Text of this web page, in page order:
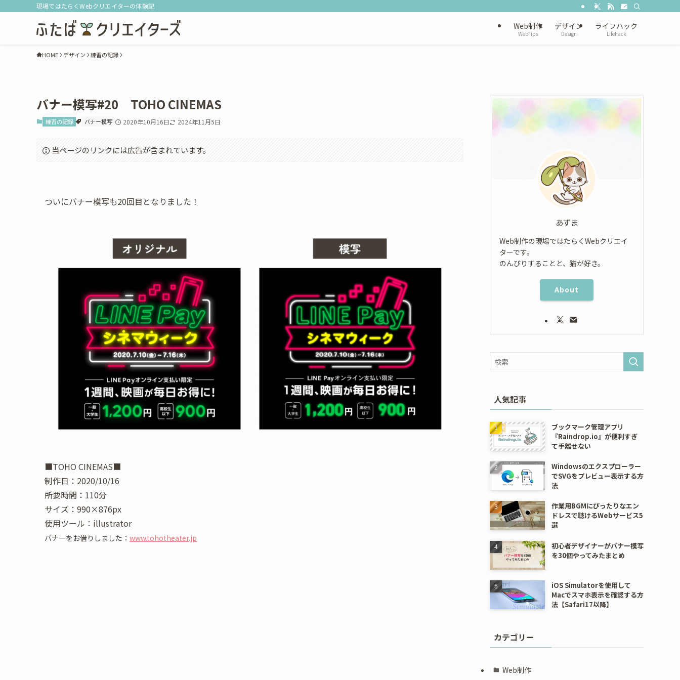
現場ではたらくWebクリエイターの体験記
Web制作
WebTips
デザイン
Design
ライフハック
Lifehack
HOME デザイン 練習の記録
バナー模写#20 TOHO CINEMAS
練習の記録 バナー模写 2020年10月16日 2024年11月5日
当ページのリンクには広告が含まれています。
ついにバナー模写も20回目となりました！
■TOHO CINEMAS■
制作日：2020/10/16
所要時間：110分
サイズ：990×876px
使用ツール：illustrator
バナーをお借りしました： www.tohotheater.jp
あずま
Web制作の現場ではたらくWebクリエイ
ターです。
のんびりすることと、猫が好き。
About
人気記事
ブックマーク管理アプリ
『Raindrop.io』が便利すぎ
て手離せない
Windowsのエクスプローラー
でSVGをプレビュー表示する方
法
作業用BGMにぴったりなエン
ドレスで聴けるWebサービス5
選
初心者デザイナーがバナー模写
を30個やってみたまとめ
iOS Simulatorを使用して
Macでスマホ表示を確認する方
法【Safari17以降】
カテゴリー
Web制作